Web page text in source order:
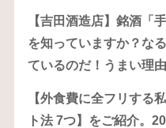
【吉田酒造店】銘酒「
を知っていますか？な
ているのだ！うまい理
【外食費に全フリする
ト法 7つ】をご紹介。